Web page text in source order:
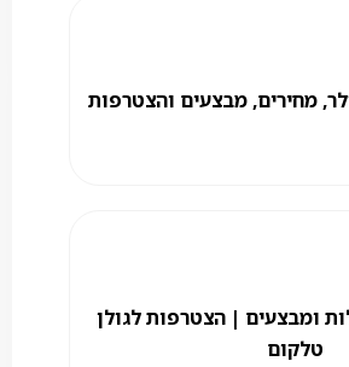
מחירים, מבצעים והצטרפות
ומבצעים | הצטרפות לגולן
טלקום